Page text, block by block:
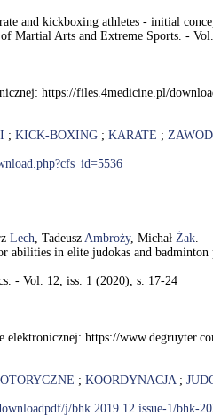
and kickboxing athletes - initial
Martial Arts and Extreme Sports. -
https://files.4medicine.pl/
; KICK-BOXING ; KARATE ;
Lech, Tadeusz Ambroży, Michał Żak.
in elite judokas and badminton
- Vol. 12, iss. 1 (2020), s. 17-24
elektronicznej: https://
; KOORDYNACJA;
j/bhk.2019.12.issue-1/bhk-